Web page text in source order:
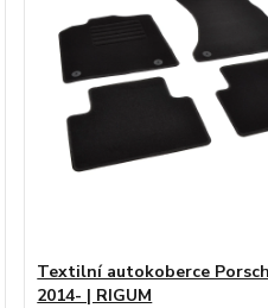
Textilní autokoberce
2014- | RIGUM